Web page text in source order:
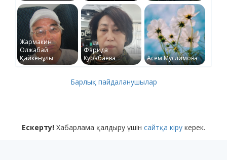
Жармакин
Олжабай
Қайкенұлы
Фарида
Курабаева
Асем Муслимова
Барлық пайдаланушылар
Ескерту! Хабарлама қалдыру үшін сайтқа кіру керек.